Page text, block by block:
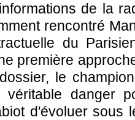
de la
rencontré
du
première
le
véritable danger
d'évoluer sous